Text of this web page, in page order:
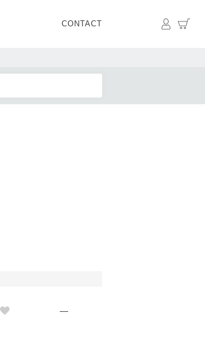
BOTTOMSSKIRT
CONTACT マイペ
—